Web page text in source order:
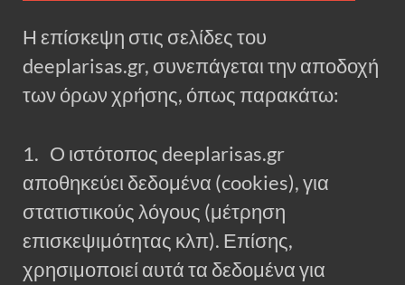
Η επίσκεψη στις σελίδες του
deeplarisas.gr, συνεπάγεται την αποδοχή
των όρων χρήσης, όπως παρακάτω:
1. Ο ιστότοπος deeplarisas.gr
αποθηκεύει δεδομένα (cookies), για
στατιστικούς λόγους (μέτρηση
επισκεψιμότητας κλπ). Επίσης,
χρησιμοποιεί αυτά τα δεδομένα για